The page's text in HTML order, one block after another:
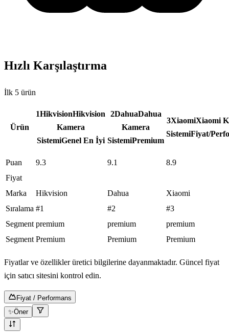
Hızlı Karşılaştırma
İlk 5 ürün
Ürün
1HikvisionHikvision
Kamera
SistemiGenel En İyi
2DahuaDahua
Kamera
SistemiPremium
3XiaomiXiaomi
SistemiFiyat/
Puan 9.3 9.1
8.9
Fiyat
Marka
Hikvision Dahua
Xiaomi
Sıralama #1 #2
#3
Segment premium premium
premium
Segment Premium Premium Premium
Fiyatlar ve özellikler üretici bilgilerine dayanmaktadır. Güncel fiyat
için satıcı sitesini kontrol edin.
Fiyat / Performans
✨Öner